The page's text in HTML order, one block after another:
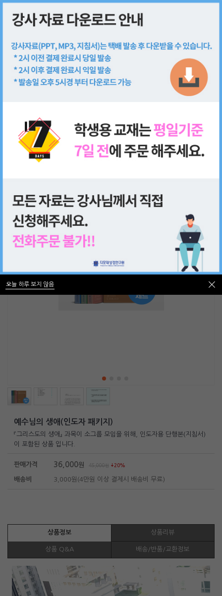
쇼핑몰
예수님의 생애(인도자 패키지)
『그리스도의 생애』 과목이 소그룹 모임을 위해, 인도자용 단행본(지침서)
이 포함된 상품 입니다.
판매가격 36,000원 45,000원 20%
배송비 3,000원(4만원 이상 결제시 배송비 무료)
상품정보 상품리뷰
상품 Q&A 배송/반품/교환정보
오늘 하루 보지 않음
오늘 하루 보지 않음